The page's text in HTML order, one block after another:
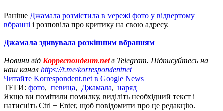
Раніше Джамала розмістила в мережі фото у відвертому
вбранні і розповіла про критику на свою адресу.
Джамала здивувала розкішним вбранням
Новини від Корреспондент.netв Telegram. Підписуйтесь на
наш канал https://t.me/korrespondentnet
Читайте Korrespondent.net в Google News
ТЕГИ: фото, певица, Джамала, наряд
Якщо ви помітили помилку, виділіть необхідний текст і
натисніть Ctrl + Enter, щоб повідомити про це редакцію.